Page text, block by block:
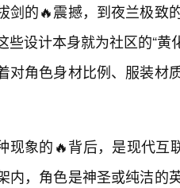
剑的🔥震撼，到夜兰极致
些设计本身就为社区的“黄
对角色身材比例、服装材
现象的🔥背后，是现代互
内，角色是神圣或纯洁的